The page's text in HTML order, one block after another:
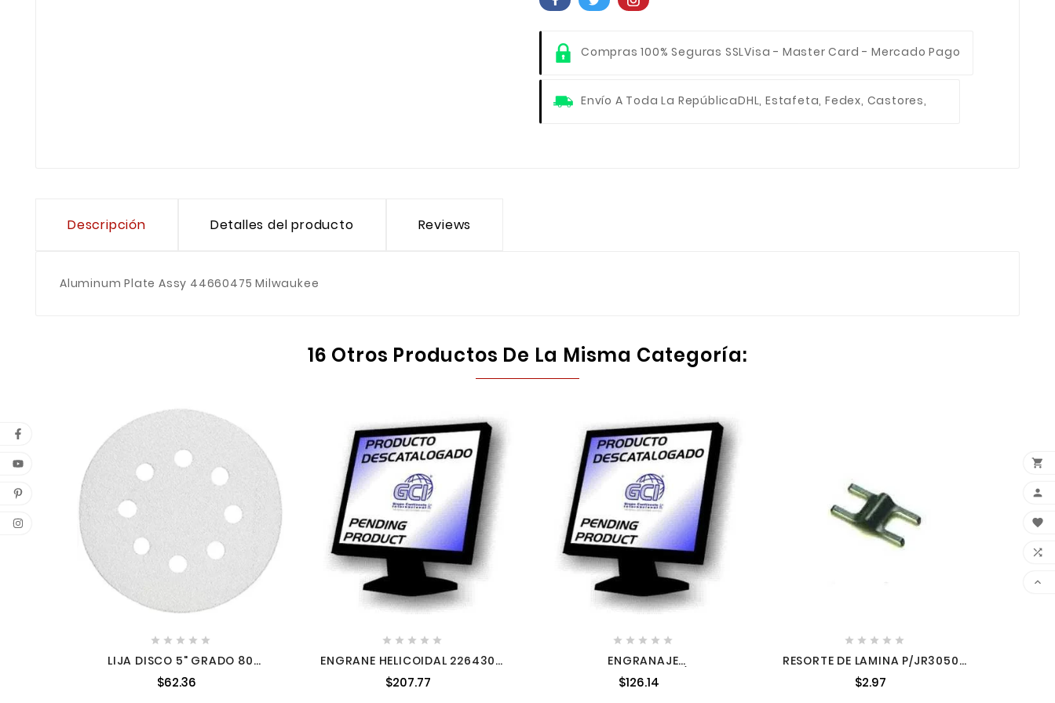
Compras 100% Seguras SSLVisa - Master Card - Mercado Pago
Envío A Toda La RepúblicaDHL, Estafeta, Fedex, Castores,
Descripción Detalles del producto Reviews
Aluminum Plate Assy 44660475 Milwaukee
16 Otros Productos De La Misma Categoría:
    
LIJA DISCO 5" GRADO 80
$62.36
    
ENGRANE HELICOIDAL 2264309
$207.77
    
ENGRANAJE
CONICOHELICOIDAL P/GA7021
2274904 2274904
$126.14
    
RESORTE DE LAMINA P/JR3050T
$2.97




